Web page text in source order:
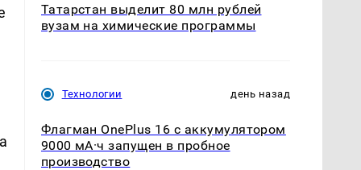
Татарстан выделит 80 млн рублей
вузам на химические программы
Технологии день назад
Флагман OnePlus 16 с аккумулятором
9000 мА·ч запущен в пробное
производство